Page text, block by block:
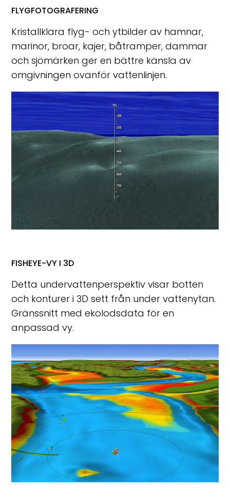
FLYGFOTOGRAFERING
Kristallklara flyg- och ytbilder av hamnar,
marinor, broar, kajer, båtramper, dammar
och sjömärken ger en bättre känsla av
omgivningen ovanför vattenlinjen.
FISHEYE-VY I 3D
Detta undervattenperspektiv visar botten
och konturer i 3D sett från under vattenytan.
Gränssnitt med ekolodsdata för en
anpassad vy.